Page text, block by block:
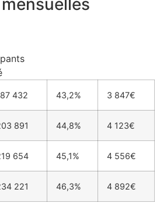
432 43,2% 3 847€
891 44,8% 4 123€
654 45,1% 4 556€
221 46,3% 4 892€